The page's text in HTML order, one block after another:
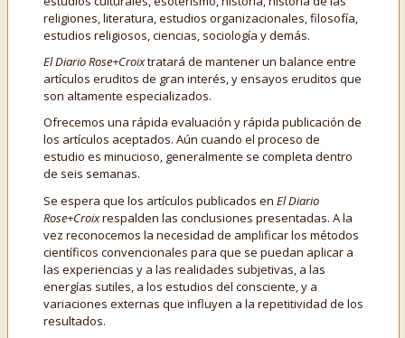
religiones, literatura, estudios organizacionales, filosofía,
estudios religiosos, ciencias, sociología y demás.
El Diario Rose+Croixtratará de mantener un balance entre
artículos eruditos de gran interés, y ensayos eruditos que
son altamente especializados.
Ofrecemos una rápida evaluación y rápida publicación de
los artículos aceptados. Aún cuando el proceso de
estudio es minucioso, generalmente se completa dentro
de seis semanas.
Se espera que los artículos publicados en El Diario
Rose+Croixrespalden las conclusiones presentadas. A la
vez reconocemos la necesidad de amplificar los métodos
científicos convencionales para que se puedan aplicar a
las experiencias y a las realidades subjetivas, a las
energías sutiles, a los estudios del consciente, y a
variaciones externas que influyen a la repetitividad de los
resultados.